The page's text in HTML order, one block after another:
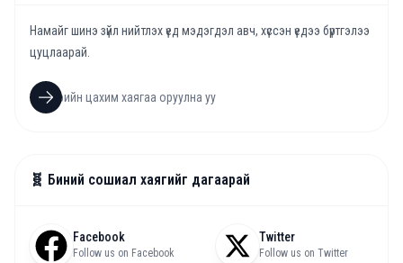
Намайг шинэ зүйл нийтлэх үед мэдэгдэл авч, хүссэн үедээ бүртгэлээ
цуцлаарай.
🧬 Биний сошиал хаягийг дагаарай
Facebook
Follow us on Facebook
Twitter
Follow us on Twitter